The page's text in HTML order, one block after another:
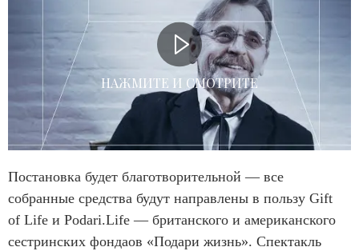
НАЖМИТЕ И СМОТРИТЕ
Постановка будет благотворительной — все
собранные средства будут направлены в пользу Gift
of Life и Podari.Life — британского и американского
сестринских фондаов «Подари жизнь». Спектакль